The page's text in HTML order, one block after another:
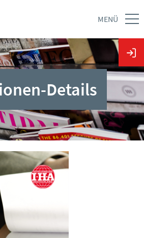
MENÜ
Details